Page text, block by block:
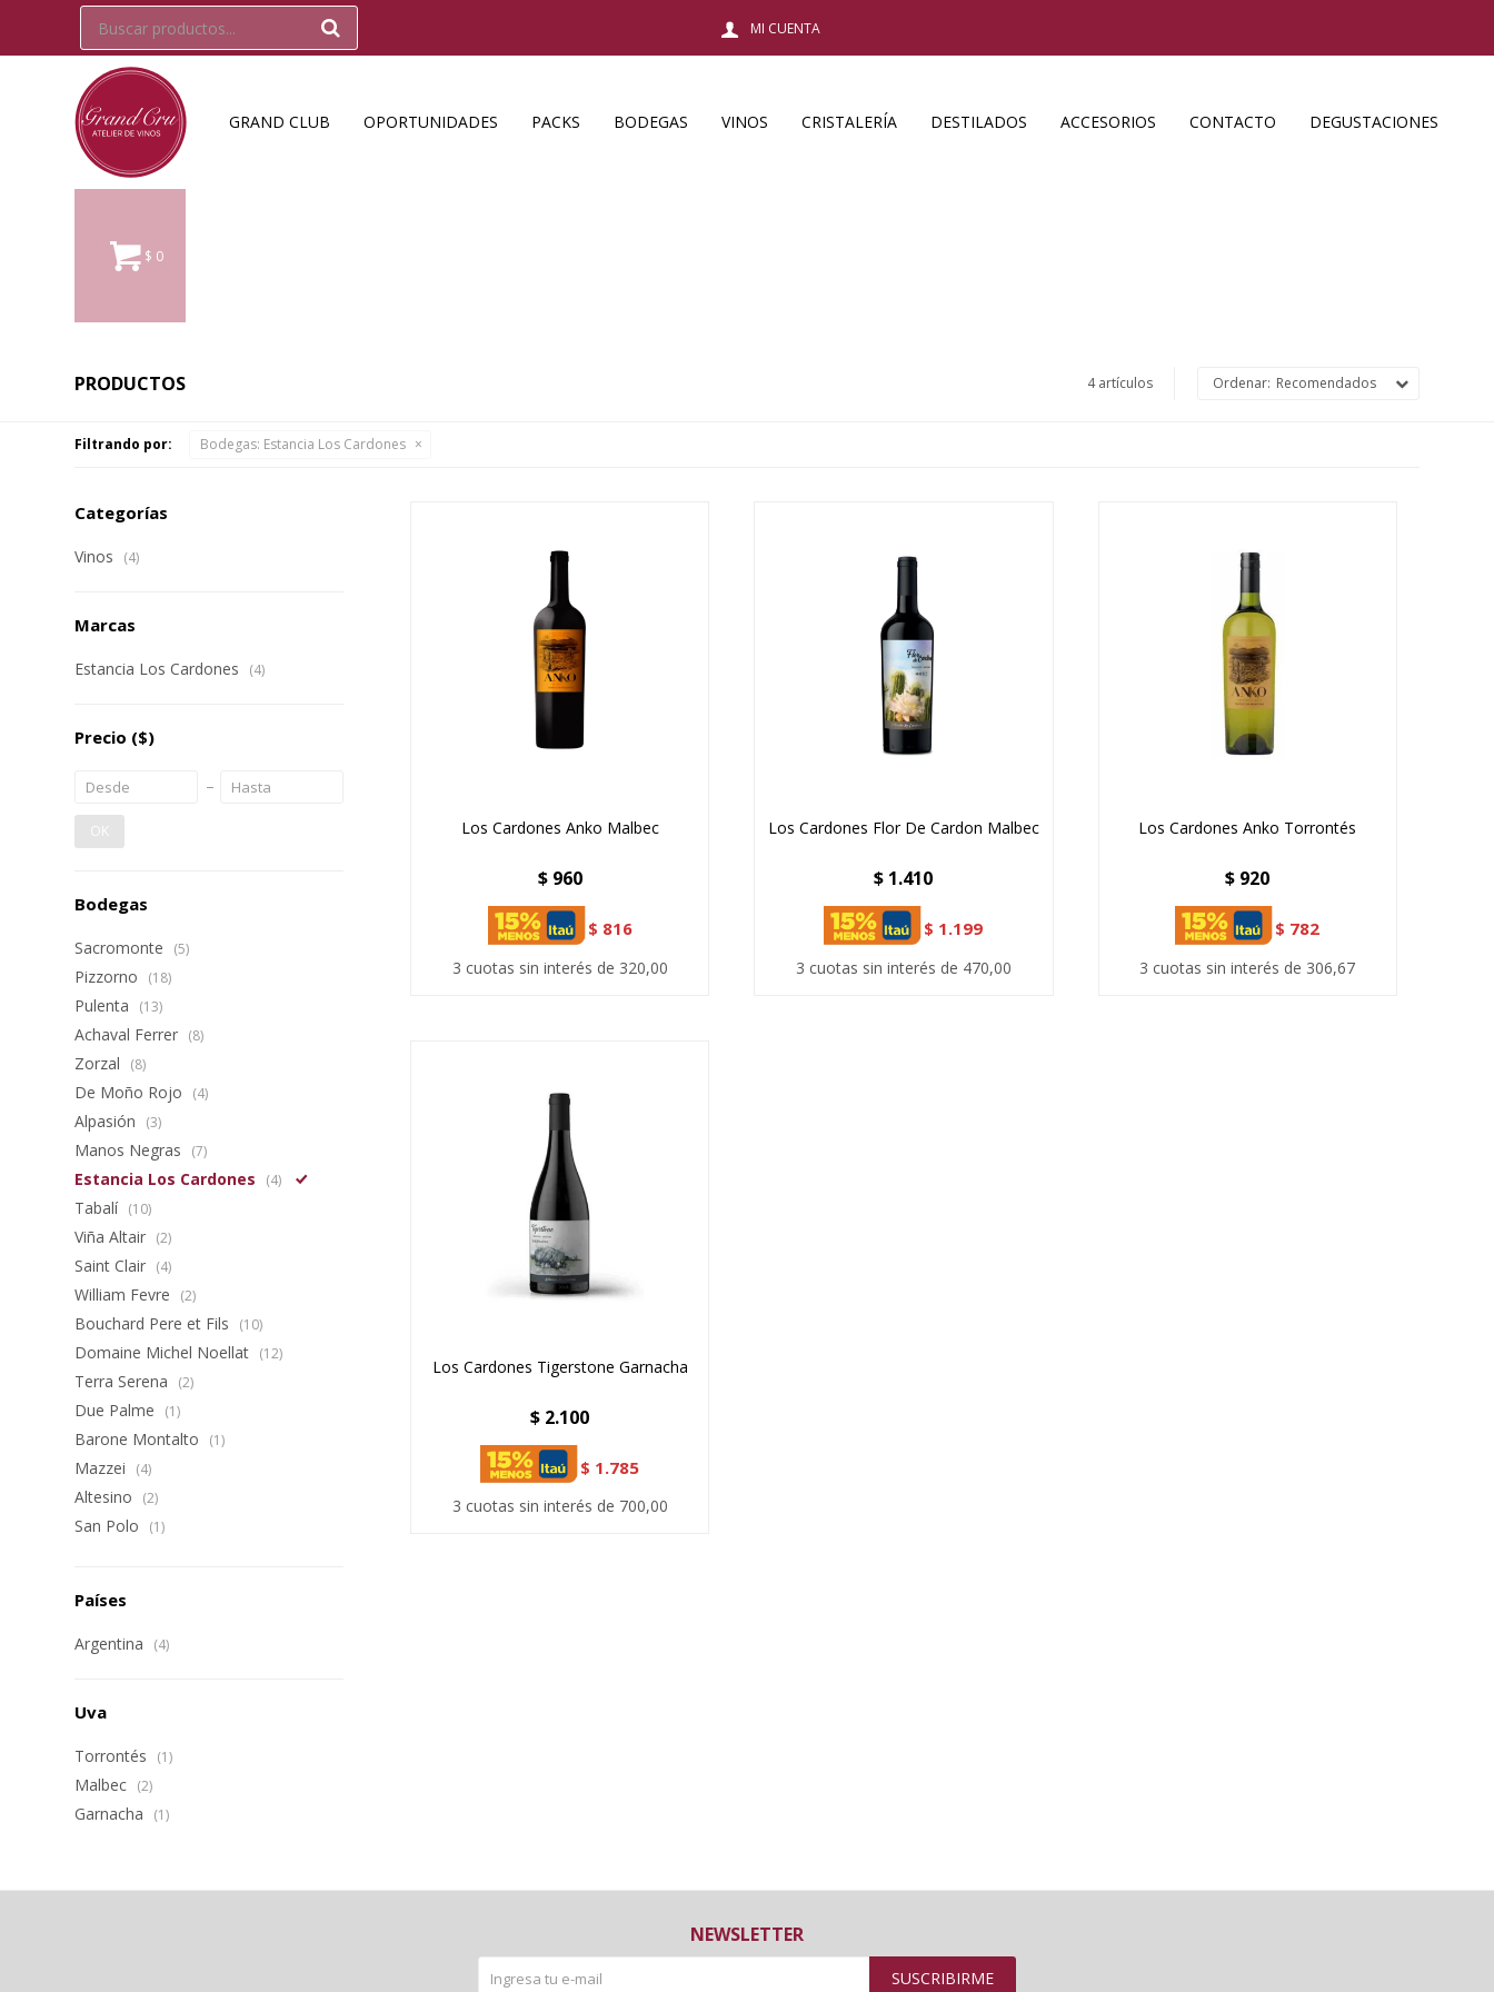
GRAND CLUB OPORTUNIDADES PACKS BODEGAS VINOS CRISTALERÍA DESTILADOS ACCESORIOS CONTACTO DEGUSTACIONES
$ 0
PRODUCTOS 4 artículos Recomendados
Filtrando por: Bodegas: Estancia Los Cardones
Los Cardones Anko Malbec
$ 960
$ 816
3 cuotas sin interés de 320,00
Los Cardones Flor De Cardon Malbec
$ 1.410
$ 1.199
3 cuotas sin interés de 470,00
Los Cardones Anko Torrontés
$ 920
$ 782
3 cuotas sin interés de 306,67
Los Cardones Tigerstone Garnacha
$ 2.100
$ 1.785
3 cuotas sin interés de 700,00
Categorías
Vinos (4)
Marcas
Estancia Los Cardones (4)
Precio ($)
OK
Bodegas
Sacromonte (5)
Pizzorno (18)
Pulenta (13)
Achaval Ferrer (8)
Zorzal (8)
De Moño Rojo (4)
Alpasión (3)
Manos Negras (7)
Estancia Los Cardones (4)
Tabalí (10)
Viña Altair (2)
Saint Clair (4)
William Fevre (2)
Bouchard Pere et Fils (10)
Domaine Michel Noellat (12)
Terra Serena (2)
Due Palme (1)
Barone Montalto (1)
Mazzei (4)
Altesino (2)
San Polo (1)
Países
Argentina (4)
Uva
Torrontés (1)
Malbec (2)
Garnacha (1)
NEWSLETTER
SUSCRIBIRME